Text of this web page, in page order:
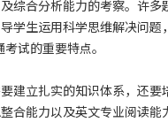
综合分析能力的考察。许多
学生运用科学思维解决问题
试的重要特点。
建立扎实的知识体系，还要
合能力以及英文专业阅读能